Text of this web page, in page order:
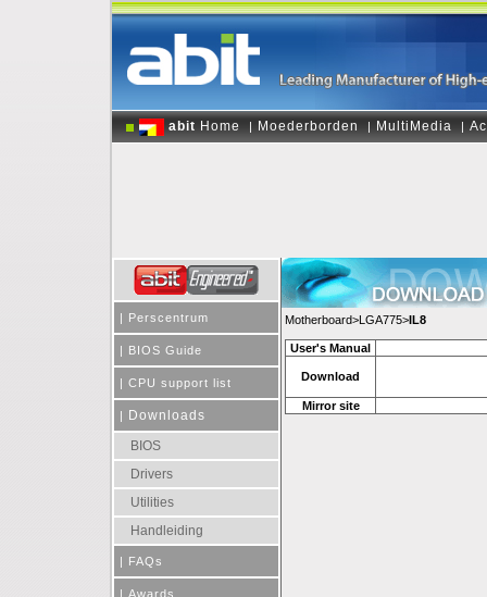
abit Home | Moederborden | MultiMedia |
| Perscentrum
| BIOS Guide
| CPU support list
|
Downloads
BIOS
Drivers
Utilities
Handleiding
| FAQs
| Awards
Motherboard>LGA775>IL8
User's Manual
Download
Mirror site